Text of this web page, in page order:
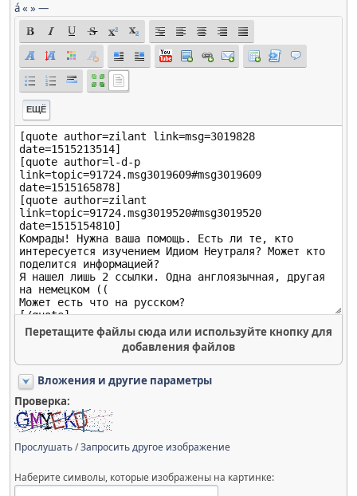
á« »—
ЕЩЁ
Перетащите файлы сюда или используйте кнопку для
добавления файлов
Вложения и другие параметры
Проверка:
Прослушать/Запросить другое изображение
Наберите символы, которые изображены на картинке: